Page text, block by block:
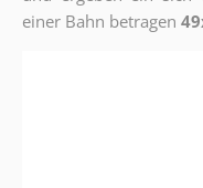
einer Bahn betragen